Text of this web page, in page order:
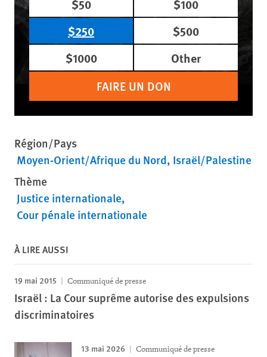
$50
$100
$250
$500
$1000
Other
FAIRE UN DON
Région/Pays
Moyen-Orient/Afrique du Nord Israël/Palestine
Thème
Justice internationale
Cour pénale internationale
À LIRE AUSSI
19 mai 2015 Communiqué de presse
Israël : La Cour suprême autorise des expulsions
discriminatoires
13 mai 2026 Communiqué de presse